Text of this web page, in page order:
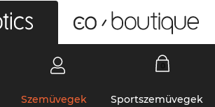
Szemüvegek Sportszemüvegek